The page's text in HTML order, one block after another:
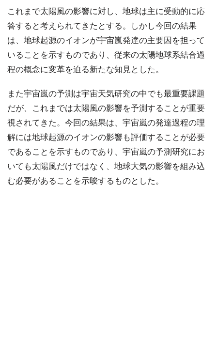
これまで太陽風の影響に対し、地球は主に受動的に応
答すると考えられてきたとする。しかし今回の結果
は、地球起源のイオンが宇宙嵐発達の主要因を担って
いることを示すものであり、従来の太陽地球系結合過
程の概念に変革を迫る新たな知見とした。
また宇宙嵐の予測は宇宙天気研究の中でも最重要課題
だが、これまでは太陽風の影響を予測することが重要
視されてきた。今回の結果は、宇宙嵐の発達過程の理
解には地球起源のイオンの影響も評価することが必要
であることを示すものであり、宇宙嵐の予測研究にお
いても太陽風だけではなく、地球大気の影響を組み込
む必要があることを示唆するものとした。